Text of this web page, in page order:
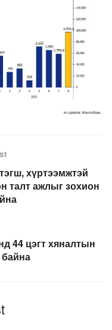
хүртээмжтэй
талт ажлыг зохион
44 цэгт хяналтын